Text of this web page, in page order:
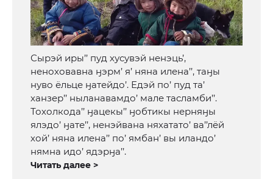
Сырэй иры’’ пуд хусувэй ненэць’,
неноховавна ӈэрм’ я’ няна илена’’, таӈы
нуво ёльце ӈатейдо’. Едэй по’ пуд та’
ханзер’’ ныланавамдо’ мале тасламби’’.
Тохолкода’’ ӈацекы’’ ӈобтикы нерняӈы
ялэдо’ ӈате’’, ненэйвана няхатато’ ва’’лёй
хой’ няна илена’’ по’ ямбан’ вы иландо’
нямна идо’ ядэрӈа’’.
Читать далее >